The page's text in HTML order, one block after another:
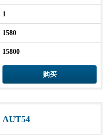
1
1580
15800
购买
AUT54